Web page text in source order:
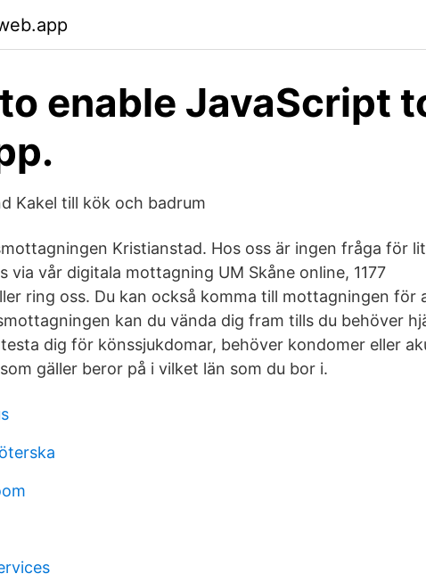
enable JavaScript
Kakel till kök och badrum
Kristianstad. Hos oss är ingen fråga för
via vår digitala mottagning UM Skåne online, 1177
ring oss. Du kan också komma till mottagningen för
kan du vända dig fram tills du behöver
dig för könssjukdomar, behöver kondomer eller
gäller beror på i vilket län som du bor i.